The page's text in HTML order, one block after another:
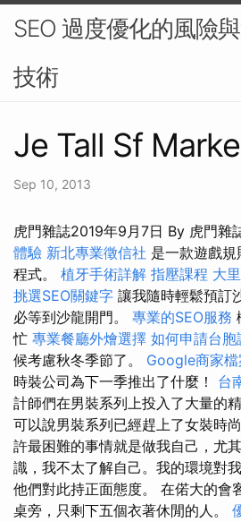
SEO 過度優化的風險
技術
Je Tall Sf
Sep 10, 2013
虎門雜誌2019年9月7日 By 虎門雜
體驗 新北專業徵信社 是一款遊戲
程式。 植牙手術詳解 指壓課程 大
挑選SEO關鍵字 讓我隨時輕鬆預訂
必等到沙龍開門。 專業的SEO服務
忙 專業餐廳外燴選擇 如何申請台胞
候考慮秋冬季節了。 Google商家檔
時裝公司為下一季推出了什麼！ 台
計師們在男裝系列上投入了大量的
可以說男裝系列已經趕上了女裝時尚
許最困難的事情就是做我自己，尤
識，我不太了解自己。我的環境對
他們對此持正面態度。 在偌大的會
桌旁，只剩下五個衣著休閒的人。